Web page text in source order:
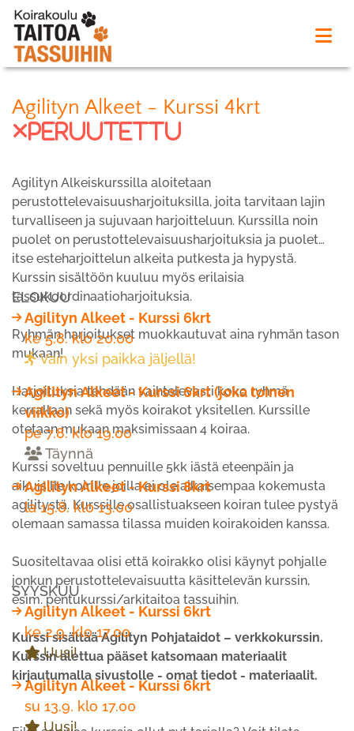
Agilityn Alkeet - Kurssi 4krt
peruutettu
Agilityn Alkeiskurssilla aloitetaan
perustottelevaisuusharjoituksilla, joita tarvitaan lajin
turvalliseen ja sujuvaan harjoitteluun. Kurssilla noin
puolet on perustottelevaisuusharjoituksia ja puolet
itse esteharjoittelun alkeita putkesta ja hypystä.
Kurssin sisältöön kuuluu myös erilaisia
tassukoordinaatioharjoituksia.
Ryhmän harjoitukset muokkautuvat aina ryhmän tason
mukaan!
Harjoituksia tehdään vaihtelevasti koko ryhmä
kerrallaan sekä myös koirakot yksitellen. Kurssille
otetaan mukaan maksimissaan 4 koiraa.
Kurssi soveltuu pennuille 5kk iästä eteenpäin ja
aikuisille koirille joilla ei ole aikaisempaa kokemusta
agilitystä. Kurssille osallistuakseen koiran tulee pystyä
olemaan samassa tilassa muiden koirakoiden kanssa.
Suositeltavaa olisi että koirakko olisi käynyt pohjalle
jonkun perustottelevaisuutta käsittelevän kurssin,
esim. pentukurssi/arkitaitoa tassuihin.
Kurssi sisältää Agilityn Pohjataidot – verkkokurssin.
Kurssin alettua pääset katsomaan materiaalit
kirjautumalla sivustolle - omat tiedot - materiaalit.
ELOKUU
Agilityn Alkeet - Kurssi 6krt
ke 5.8. klo 20.00
Vain yksi paikka jäljellä!
Agilityn Alkeet - Kurssi 6krt (joka toinen
viikko)
pe 7.8. klo 19.00
Täynnä
Agilityn Alkeet - Kurssi 8krt
la 15.8. klo 13.00
SYYSKUU
Agilityn Alkeet - Kurssi 6krt
ke 2.9. klo 17.00
Uusi!
Agilityn Alkeet - Kurssi 6krt
su 13.9. klo 17.00
Uusi!